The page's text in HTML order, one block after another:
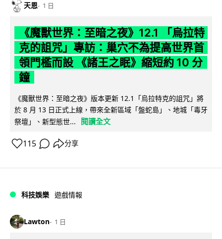
天恩 1 日
《魔獸世界：至暗之夜》12.1 「烏拉特
克的詛咒」專訪：巢穴不為提高世界首
領門檻而設 《諸王之眠》縮短約 10 分
鐘
《魔獸世界：至暗之夜》版本更新 12.1「烏拉特克的詛咒」將
於 8 月 13 日正式上線，帶來全新區域「盤蛇島」、地城「毒牙
祭壇」、新型態世...
閱讀全文
115 分享
科技娛樂 遊戲情報
Lawton 1 日